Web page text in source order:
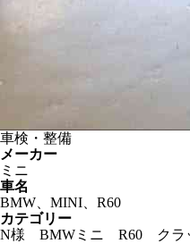
車検・整備
メーカー
ミニ
車名
BMW、MINI、R60
カテゴリー
N様 BMWミニ R60 クラッ